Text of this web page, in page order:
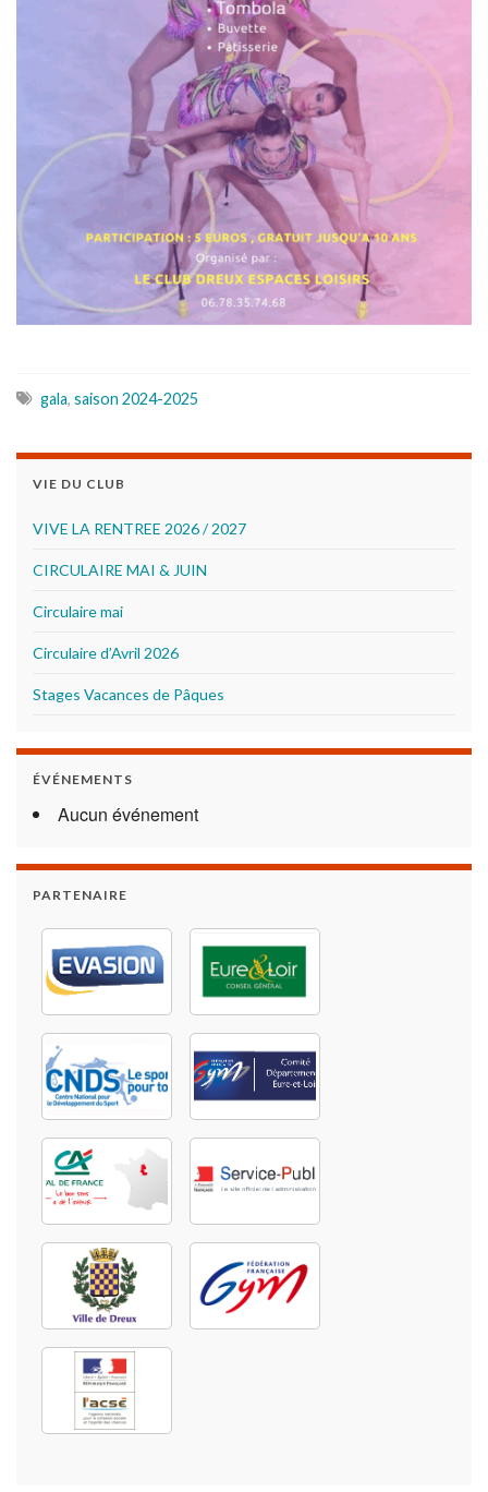
gala, saison 2024-2025
VIE DU CLUB
VIVE LA RENTREE 2026 / 2027
CIRCULAIRE MAI & JUIN
Circulaire mai
Circulaire d’Avril 2026
Stages Vacances de Pâques
ÉVÉNEMENTS
Aucun événement
PARTENAIRE